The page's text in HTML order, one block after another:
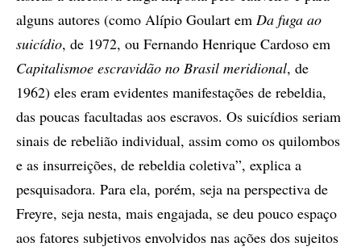
alguns autores (como Alípio Goulart em Da fuga ao
suicídio, de 1972, ou Fernando Henrique Cardoso em
Capitalismoe escravidão no Brasil meridional, de
1962) eles eram evidentes manifestações de rebeldia,
das poucas facultadas aos escravos. Os suicídios seriam
sinais de rebelião individual, assim como os quilombos
e as insurreições, de rebeldia coletiva”, explica a
pesquisadora. Para ela, porém, seja na perspectiva de
Freyre, seja nesta, mais engajada, se deu pouco espaço
aos fatores subjetivos envolvidos nas ações dos sujeitos